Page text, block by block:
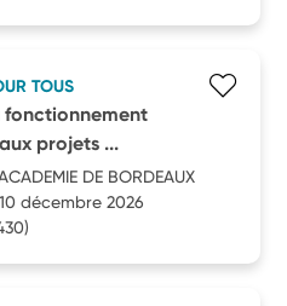
TOUS
fonctionnement
projets ...
DE BORDEAUX
décembre 2026